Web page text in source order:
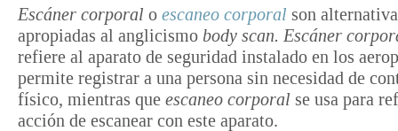
Escáner corporal o escaneo corporal son
apropiadas al anglicismo body scan. Escáner
refiere al aparato de seguridad instalado en los
permite registrar a una persona sin necesidad de
físico, mientras que escaneo corporal se usa para
acción de escanear con este aparato.